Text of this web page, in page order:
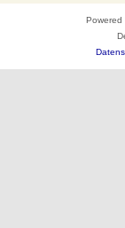
Powered